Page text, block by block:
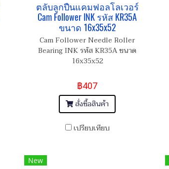
ตลับลูกปืนแคมฟอลโลเวอร์
Cam Follower INK รหัส KR35A
ขนาด 16x35x52
Cam Follower Needle Roller
Bearing INK รหัส KR35A ขนาด
16x35x52
฿407
สั่งซื้อสินค้า
เปรียบเทียบ
New